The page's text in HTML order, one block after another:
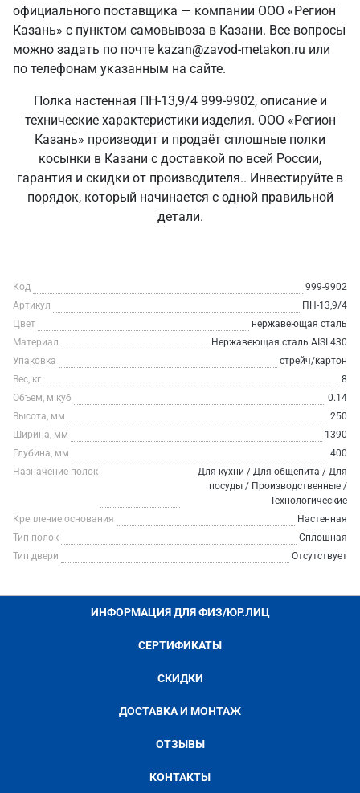
официального поставщика — компании ООО «Регион
Казань» с пунктом самовывоза в Казани. Все вопросы
можно задать по почте kazan@zavod-metakon.ru или
по телефонам указанным на сайте.
Полка настенная ПН-13,9/4 999-9902, описание и
технические характеристики изделия. ООО «Регион
Казань» производит и продаёт сплошные полки
косынки в Казани с доставкой по всей России,
гарантия и скидки от производителя.. Инвестируйте в
порядок, который начинается с одной правильной
детали.
Код
999-9902
Артикул
ПН-13,9/4
Цвет
нержавеющая сталь
Материал
Нержавеющая сталь AISI 430
Упаковка
стрейч/картон
Вес, кг
8
Объем, м.куб
0.14
Высота, мм
250
Ширина, мм
1390
Глубина, мм
400
Назначение полок
Для кухни / Для общепита / Для
посуды / Производственные /
Технологические
Крепление основания
Настенная
Тип полок
Сплошная
Тип двери
Отсутствует
ИНФОРМАЦИЯ ДЛЯ ФИЗ/ЮР.ЛИЦ
СЕРТИФИКАТЫ
СКИДКИ
ДОСТАВКА И МОНТАЖ
ОТЗЫВЫ
КОНТАКТЫ